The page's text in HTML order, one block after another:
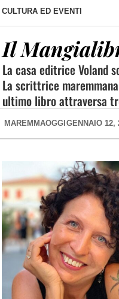
CULTURA ED EVENTI
Il
La casa editrice Voland
La scrittrice
ultimo libro attraversa
MAREMMAOGGI GENNAIO 12,